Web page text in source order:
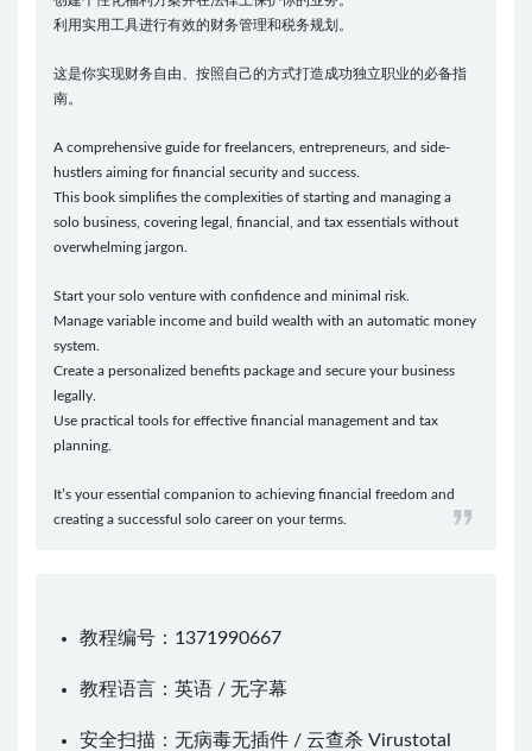
利用实用工具进行有效的财务管理和税务规划。
这是你实现财务自由、按照自己的方式打造成功独立职业的必备指
南。
A comprehensive guide for freelancers, entrepreneurs, and side-
hustlers aiming for financial security and success.
This book simplifies the complexities of starting and managing a
solo business, covering legal, financial, and tax essentials without
overwhelming jargon.
Start your solo venture with confidence and minimal risk.
Manage variable income and build wealth with an automatic money
system.
Create a personalized benefits package and secure your business
legally.
Use practical tools for effective financial management and tax
planning.
It’s your essential companion to achieving financial freedom and
creating a successful solo career on your terms.
教程编号：1371990667
教程语言：英语 / 无字幕
安全扫描：无病毒无插件 / 云查杀 Virustotal